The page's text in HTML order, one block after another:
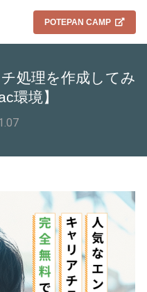
POTEPAN CAMP
処理を作成してみ
環境】